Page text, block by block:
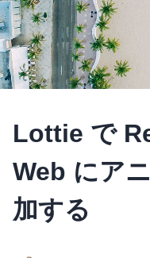
Lottie で
Web にア
加する